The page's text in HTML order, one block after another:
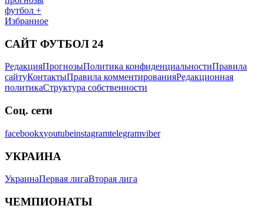
футбол +
Избранное
САЙТ ФУТБОЛ 24
РедакцияПрогнозыПолитика конфиденциальностиПравила
сайтуКонтактыПравила комментированияРедакционная
политикаСтруктура собственности
Соц. сети
facebookxyoutubeinstagramtelegramviber
УКРАИНА
УкраинаПервая лигаВторая лига
ЧЕМПИОНАТЫ